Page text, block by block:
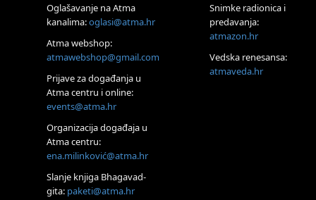
Online
Postanite Nositelj Vibracije Nove Zemlje
Visoko
Alemka Dauskardt – Jednodnevna radionica sistemskih
konstelacija
Zagreb
HOD PO ŽERAVICI – Seminar koji mijenja tijelo, duh i um
SoulFest – Festival glazbe, mudrosti i zajedništva
Zagreb
Access BARS® edukacija otpusti stres
Oglašavanje na Atma
kanalima:oglasi@atma.hr
Atma webshop:
atmawebshop@gmail.com
Prijave za događanja u
Atma centru i online:
events@atma.hr
Organizacija događaja u
Atma centru:
ena.milinković@atma.hr
Slanje knjiga Bhagavad-
gita: paketi@atma.hr
Snimke radionica i
predavanja:
atmazon.hr
Vedska renesansa:
atmaveda.hr